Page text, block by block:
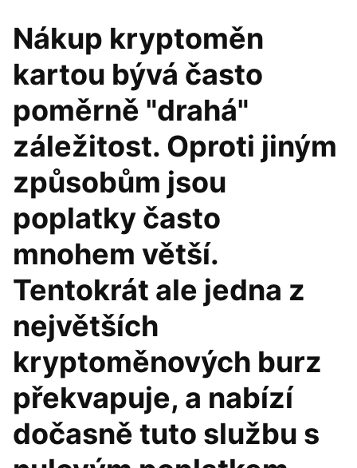
Nákup kryptoměn
kartou bývá často
poměrně "drahá"
záležitost. Oproti jiným
způsobům jsou
poplatky často
mnohem větší.
Tentokrát ale jedna z
největších
kryptoměnových burz
překvapuje, a nabízí
dočasně tuto službu s